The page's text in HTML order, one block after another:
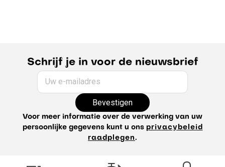
herenoverhemd met lange mouwen
herenoverhemd met korte mouwen
denim herenoverhemdgids voor het overhemd
winteroverhemd voor herenregular fit herenoverhemd
katoenen herenoverhemdoverhemdjas voor heren
Schrijf je in voor de nieuwsbrief
Uw e-mailadres
Bevestigen
Voor meer informatie over de verwerking van uw
persoonlijke gegevens kunt u ons privacybeleid
raadplegen.